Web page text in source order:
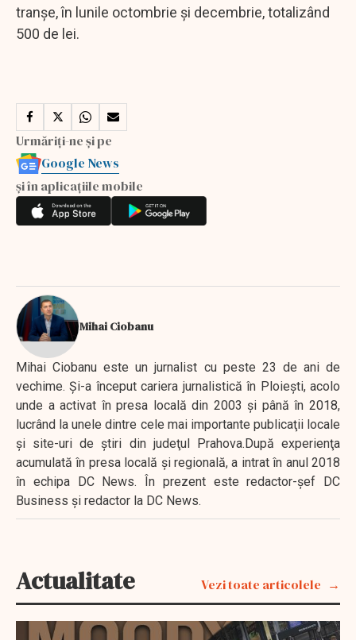
tranșe, în lunile octombrie și decembrie, totalizând
500 de lei.
Urmăriți-ne și pe
Google News
și în aplicațiile mobile
Mihai Ciobanu
Mihai Ciobanu este un jurnalist cu peste 23 de ani de
vechime. Şi-a început cariera jurnalistică în Ploieşti, acolo
unde a activat în presa locală din 2003 şi până în 2018,
lucrând la unele dintre cele mai importante publicaţii locale
şi site-uri de ştiri din judeţul Prahova.După experienţa
acumulată în presa locală şi regională, a intrat în anul 2018
în echipa DC News. În prezent este redactor-şef DC
Business şi redactor la DC News.
Actualitate Vezi toate articolele